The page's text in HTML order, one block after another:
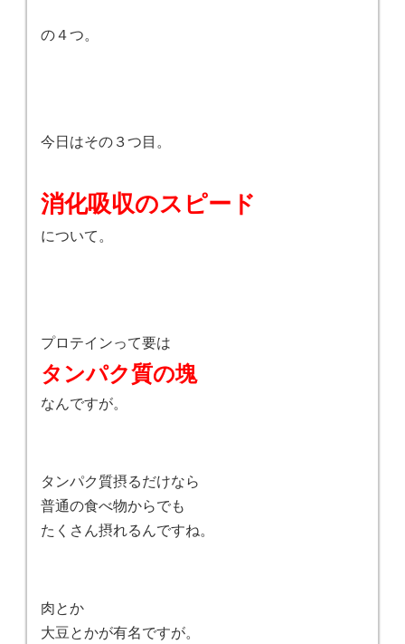
の４つ。
今日はその３つ目。
消化吸収のスピード
について。
プロテインって要は
タンパク質の塊
なんですが。
タンパク質摂るだけなら
普通の食べ物からでも
たくさん摂れるんですね。
肉とか
大豆とかが有名ですが。